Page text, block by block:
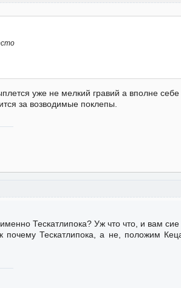
уже не мелкий гравий а вполне
за возводимые поклепы.
Тескатлипока? Уж что что, и вам
почему Тескатлипока, а не, положим